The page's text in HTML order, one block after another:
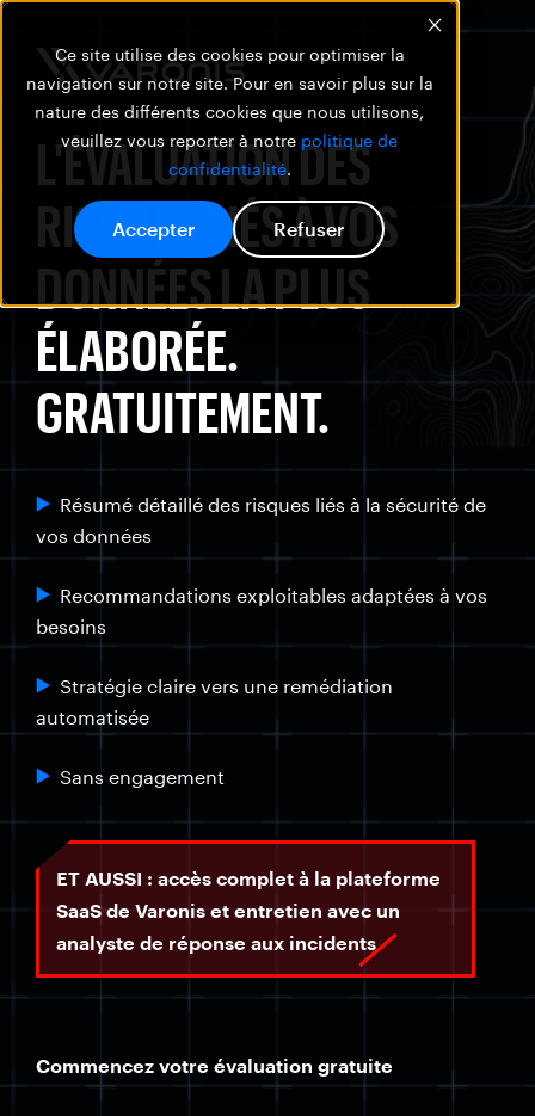
Ce site utilise des cookies pour optimiser la
navigation sur notre site. Pour en savoir plus sur la
nature des différents cookies que nous utilisons,
veuillez vous reporter à notre politique de
confidentialité.
Accepter Refuser
L'ÉVALUATION DES
RISQUES LIÉS À VOS
DONNÉES LA PLUS
ÉLABORÉE.
GRATUITEMENT.
Résumé détaillé des risques liés à la sécurité de
vos données
Recommandations exploitables adaptées à vos
besoins
Stratégie claire vers une remédiation
automatisée
Sans engagement
ET AUSSI : accès complet à la plateforme
SaaS de Varonis et entretien avec un
analyste de réponse aux incidents
Commencez votre évaluation gratuite